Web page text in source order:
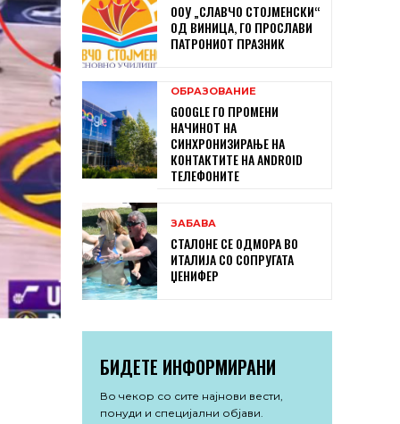
ООУ „СЛАВЧО СТОЈМЕНСКИ“
ОД ВИНИЦА, ГО ПРОСЛАВИ
ПАТРОНИОТ ПРАЗНИК
ОБРАЗОВАНИЕ
GOOGLE ГО ПРОМЕНИ
НАЧИНОТ НА
СИНХРОНИЗИРАЊЕ НА
КОНТАКТИТЕ НА ANDROID
ТЕЛЕФОНИТЕ
ЗАБАВА
СТАЛОНЕ СЕ ОДМОРА ВО
ИТАЛИЈА СО СОПРУГАТА
ЏЕНИФЕР
БИДЕТЕ ИНФОРМИРАНИ
Во чекор со сите најнови вести,
понуди и специјални објави.